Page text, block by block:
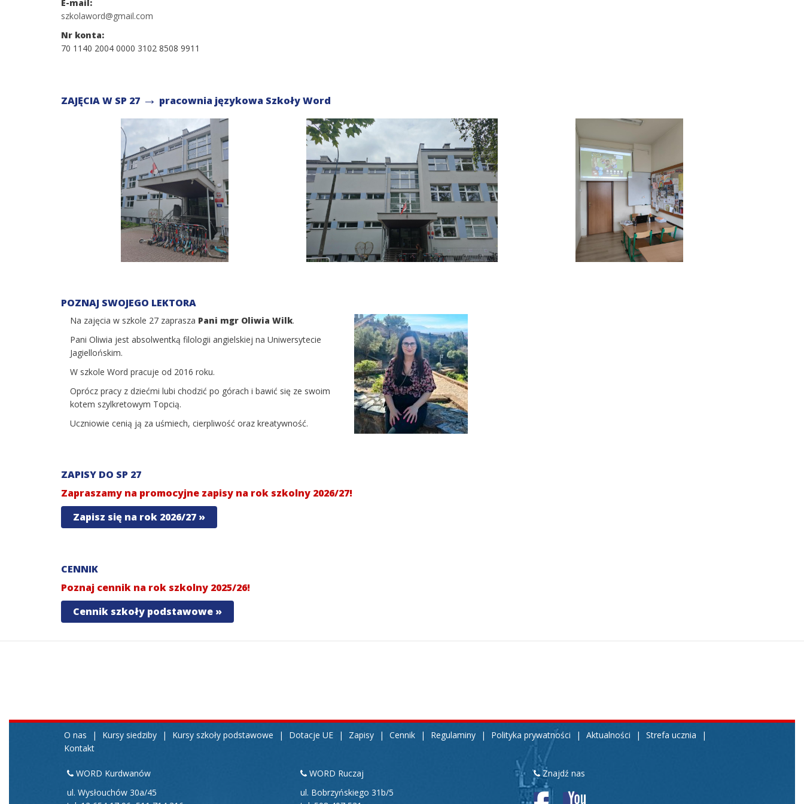
E-mail:
szkolaword@gmail.com
Nr konta:
70 1140 2004 0000 3102 8508 9911
ZAJĘCIA W SP 27 → pracownia językowa Szkoły Word
POZNAJ SWOJEGO LEKTORA
Na zajęcia w szkole 27 zaprasza Pani mgr Oliwia Wilk.
Pani Oliwia jest absolwentką filologii angielskiej na Uniwersytecie
Jagiellońskim.
W szkole Word pracuje od 2016 roku.
Oprócz pracy z dziećmi lubi chodzić po górach i bawić się ze swoim
kotem szylkretowym Topcią.
Uczniowie cenią ją za uśmiech, cierpliwość oraz kreatywność.
ZAPISY DO SP 27
Zapraszamy na promocyjne zapisy na rok szkolny 2026/27!
Zapisz się na rok 2026/27 »
CENNIK
Poznaj cennik na rok szkolny 2025/26!
Cennik szkoły podstawowe »
O nas | Kursy siedziby | Kursy szkoły podstawowe | Dotacje UE | Zapisy | Cennik | Regulaminy | Polityka prywatności | Aktualności | Strefa ucznia
|
Kontakt
WORD Kurdwanów
ul. Wysłouchów 30a/45
WORD Ruczaj
ul. Bobrzyńskiego 31b/5
Znajdź nas